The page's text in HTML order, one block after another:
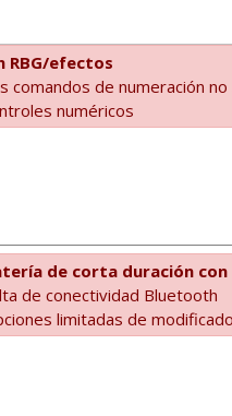
RBG/efectos
comandos de numeración
numéricos
de corta duración con
de conectividad Bluetooth
limitadas de